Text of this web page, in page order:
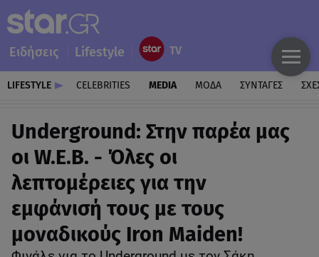
Ειδήσεις Lifestyle
LIFESTYLE CELEBRITIES MEDIA ΜΟΔΑ ΣΥΝΤΑΓΕΣ
Underground: Στην παρέα μας
οι W.E.B. - Όλες οι
λεπτομέρειες για την
εμφάνισή τους με τους
μοναδικούς Iron Maiden!